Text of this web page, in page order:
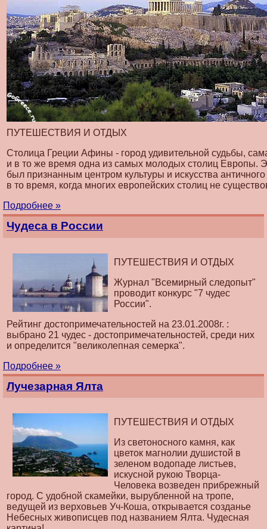
ПУТЕШЕСТВИЯ И ОТДЫХ
Столица Греции Афины - город удивительной судьбы,
и в то же время одна из самых молодых столиц Европы.
был признанным центром культуры и искусства
в то время, когда многих европейских столиц не
Подробнее »
Чудеса в России
ПУТЕШЕСТВИЯ И ОТДЫХ
Журнал "Всемирный следопыт"
проводит конкурс "7 чудес
России".
Рейтинг достопримечательностей на 23.01.2008г. :
выбрано 21 чудес - достопримечательностей, среди них
и определится "великолепная семерка".
Подробнее »
Лучезарная Ялта
ПУТЕШЕСТВИЯ И ОТДЫХ
Из светоносного камня, как
цветок магнолии душистой в
зеленом водопаде листьев,
искусной рукою Творца-
Человека возведен прибрежный
город. С удобной скамейки, вырубленной на тропе,
ведущей из верховьев Уч-Коша, открывается созданье
Небесных живописцев под названием Ялта. Чудесная